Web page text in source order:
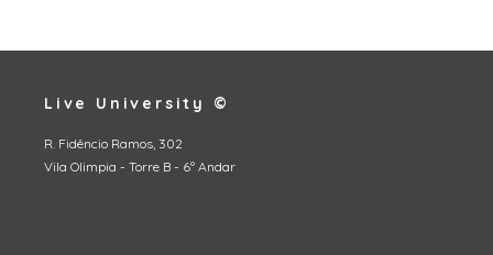
Live University ©
R. Fidêncio Ramos, 302
Vila Olimpia - Torre B - 6º Andar